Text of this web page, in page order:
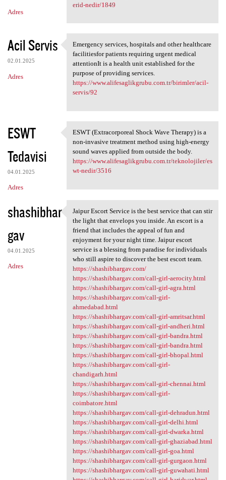
Adres
erid-nedir/1849
Acil Servis
02.01.2025
Adres
Emergency services, hospitals
Emergency services, hospitals and other healthcare
facilitiesfor patients requiring urgent medical
attentionIt is a health unit established for the
purpose of providing services.
https://www.alifesaglikgrubu.com.tr/birimler/acil-
servis/92
ESWT
Tedavisi
04.01.2025
Adres
ESWT (Extracorporeal Shock
ESWT (Extracorporeal Shock Wave Therapy) is a
non-invasive treatment method using high-energy
sound waves applied from outside the body.
https://www.alifesaglikgrubu.com.tr/teknolojiler/es
wt-nedir/3516
shashibhar
gav
04.01.2025
Adres
Jaipur Escort Service is the
Jaipur Escort Service is the best service that can stir
the light that envelops you inside. An escort is a
friend that includes the appeal of fun and
enjoyment for your night time. Jaipur escort
service is a blessing from paradise for individuals
who still aspire to discover the best escort team.
https://shashibhargav.com/
https://shashibhargav.com/call-girl-aerocity.html
https://shashibhargav.com/call-girl-agra.html
https://shashibhargav.com/call-girl-
ahmedabad.html
https://shashibhargav.com/call-girl-amritsar.html
https://shashibhargav.com/call-girl-andheri.html
https://shashibhargav.com/call-girl-bandra.html
https://shashibhargav.com/call-girl-bandra.html
https://shashibhargav.com/call-girl-bhopal.html
https://shashibhargav.com/call-girl-
chandigarh.html
https://shashibhargav.com/call-girl-chennai.html
https://shashibhargav.com/call-girl-
coimbatore.html
https://shashibhargav.com/call-girl-dehradun.html
https://shashibhargav.com/call-girl-delhi.html
https://shashibhargav.com/call-girl-dwarka.html
https://shashibhargav.com/call-girl-ghaziabad.html
https://shashibhargav.com/call-girl-goa.html
https://shashibhargav.com/call-girl-gurgaon.html
https://shashibhargav.com/call-girl-guwahati.html